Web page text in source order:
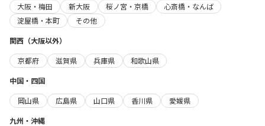
大阪・梅田
新大阪 桜ノ宮・京橋
心斎橋・なんば
淀屋橋・本町
その他
関西（大阪以外）
京都府
滋賀県 兵庫県
和歌山県
中国・四国
岡山県
広島県 山口県 香川県
愛媛県
九州・沖縄